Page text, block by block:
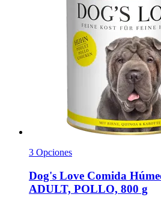
3 Opciones
Dog's Love Comida
ADULT, POLLO, 800 g